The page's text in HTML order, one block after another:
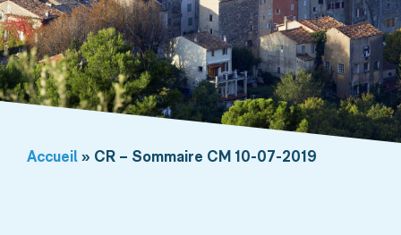
Accueil » CR – Sommaire CM 10-07-2019